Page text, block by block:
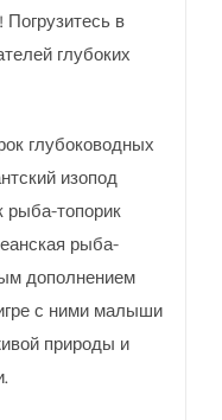
в
глубоких
глубоководных
изопод
рыба-топорик
рыба-
дополнением
с ними малыши
природы и